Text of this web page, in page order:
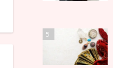
5